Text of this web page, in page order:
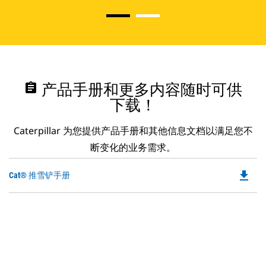
assignment 产品手册和更多内容随时可供
下载！
Caterpillar 为您提供产品手册和其他信息文档以满足您不
断变化的业务需求。
Cat® 推雪铲手册 file_download